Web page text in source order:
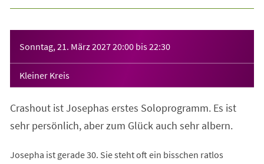
Sonntag, 21. März 202720:00 bis22:30
Kleiner Kreis
Crashout ist Josephas erstes Soloprogramm. Es ist
sehr persönlich, aber zum Glück auch sehr albern.
Josepha ist gerade 30. Sie steht oft ein bisschen ratlos